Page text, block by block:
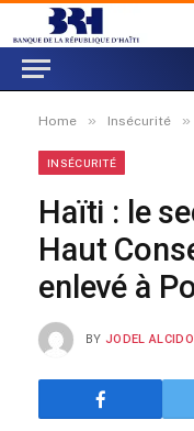
Home » Insécurité »
INSÉCURITÉ
Haïti : le
Haut
enlevé à
BY JODEL